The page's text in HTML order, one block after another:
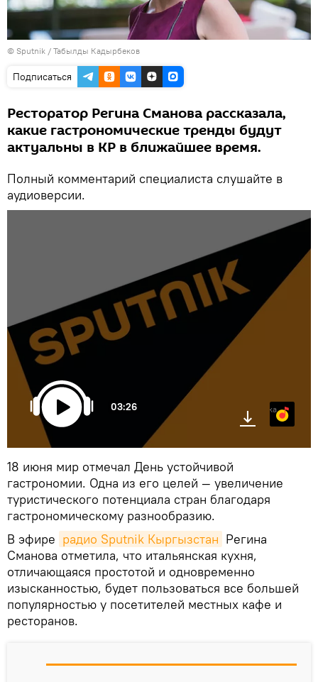
© Sputnik / Табылды Кадырбеков
Подписаться
Ресторатор Регина Сманова рассказала,
какие гастрономические тренды будут
актуальны в КР в ближайшее время.
Полный комментарий специалиста слушайте в
аудиоверсии.
03:26 Яндекс.Музыка
18 июня мир отмечал День устойчивой
гастрономии. Одна из его целей — увеличение
туристического потенциала стран благодаря
гастрономическому разнообразию.
В эфире радио Sputnik Кыргызстан Регина
Сманова отметила, что итальянская кухня,
отличающаяся простотой и одновременно
изысканностью, будет пользоваться все большей
популярностью у посетителей местных кафе и
ресторанов.